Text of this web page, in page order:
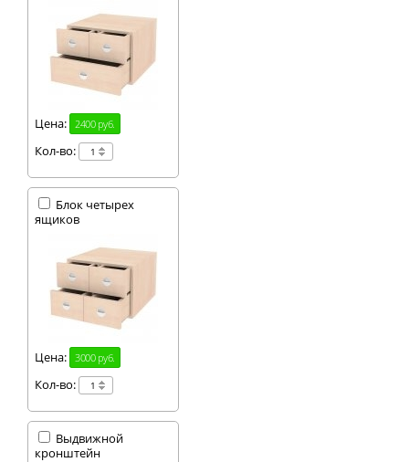
Цена: 2400 руб.
Кол-во:
Блок четырех
ящиков
Цена: 3000 руб.
Кол-во:
Выдвижной
кронштейн